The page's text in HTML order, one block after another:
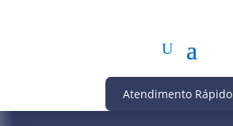
Atendimento Rápido